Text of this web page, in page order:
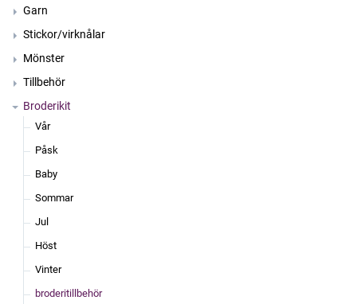
Garn
Stickor/virknålar
Mönster
Tillbehör
Broderikit
Vår
Påsk
Baby
Sommar
Jul
Höst
Vinter
broderitillbehör